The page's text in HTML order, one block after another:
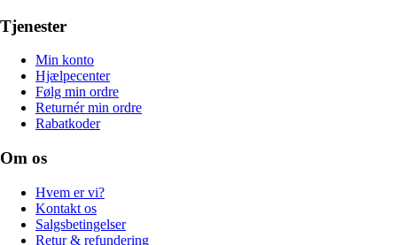
Tjenester
Min konto
Hjælpecenter
Følg min ordre
Returnér min ordre
Rabatkoder
Om os
Hvem er vi?
Kontakt os
Salgsbetingelser
Retur & refundering